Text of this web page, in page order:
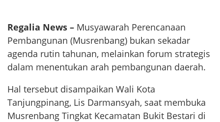
Regalia News – Musyawarah Perencanaan
Pembangunan (Musrenbang) bukan sekadar
agenda rutin tahunan, melainkan forum strategis
dalam menentukan arah pembangunan daerah.
Hal tersebut disampaikan Wali Kota
Tanjungpinang, Lis Darmansyah, saat membuka
Musrenbang Tingkat Kecamatan Bukit Bestari di